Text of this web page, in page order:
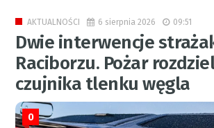
AKTUALNOŚCI 6 sierpnia 2026 09:51
Dwie interwencje
Raciborzu. Pożar
czujnika tlenku węgla
0